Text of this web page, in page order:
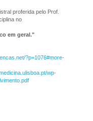
proferida pelo Prof.
no
em geral."
?p=1076#more-
wp-